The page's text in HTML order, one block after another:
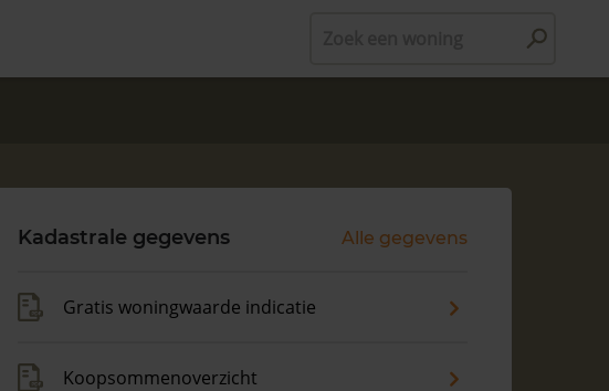
Kadastrale gegevens Alle gegevens
Gratis woningwaarde indicatie
Koopsommenoverzicht